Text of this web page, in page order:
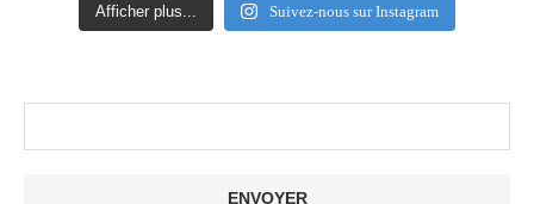
Afficher plus... Suivez-nous sur Instagram